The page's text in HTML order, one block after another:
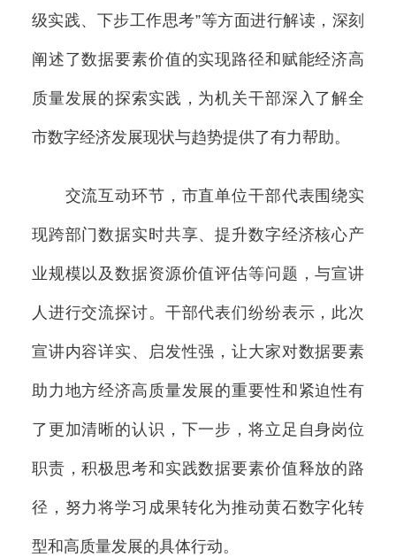
级实践、下步工作思考”等方面进行解读，深刻
阐述了数据要素价值的实现路径和赋能经济高
质量发展的探索实践，为机关干部深入了解全
市数字经济发展现状与趋势提供了有力帮助。
交流互动环节，市直单位干部代表围绕实
现跨部门数据实时共享、提升数字经济核心产
业规模以及数据资源价值评估等问题，与宣讲
人进行交流探讨。干部代表们纷纷表示，此次
宣讲内容详实、启发性强，让大家对数据要素
助力地方经济高质量发展的重要性和紧迫性有
了更加清晰的认识，下一步，将立足自身岗位
职责，积极思考和实践数据要素价值释放的路
径，努力将学习成果转化为推动黄石数字化转
型和高质量发展的具体行动。